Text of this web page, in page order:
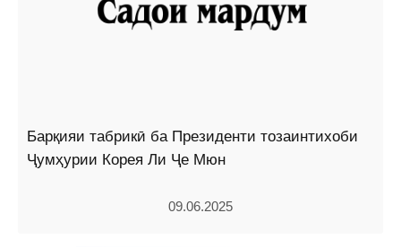
Барқияи табрикӣ ба Президенти тозаинтихоби
Ҷумҳурии Корея Ли Ҷе Мюн
09.06.2025